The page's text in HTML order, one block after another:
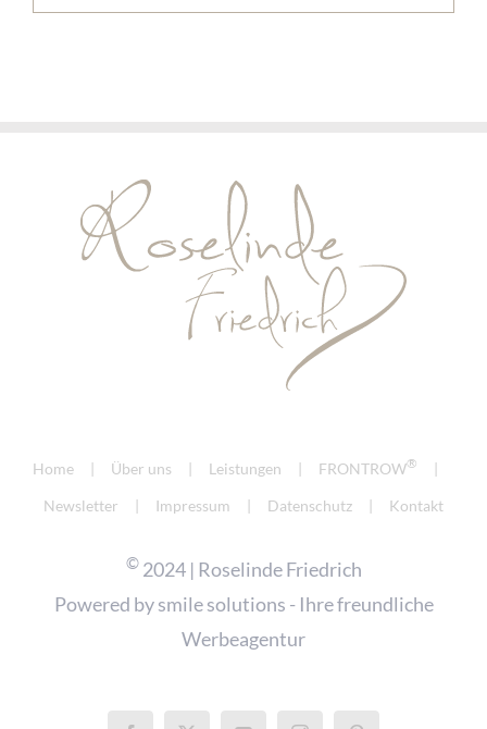
Home Über uns Leistungen FRONTROW®
Newsletter Impressum Datenschutz Kontakt
©2024 | Roselinde Friedrich
Powered bysmile solutions - Ihre freundliche
Werbeagentur